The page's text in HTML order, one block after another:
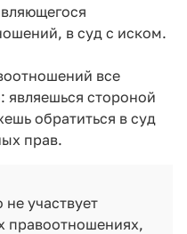
в суд с иском.
все
являешься стороной
обратиться в суд
прав.
участвует
правоотношениях,